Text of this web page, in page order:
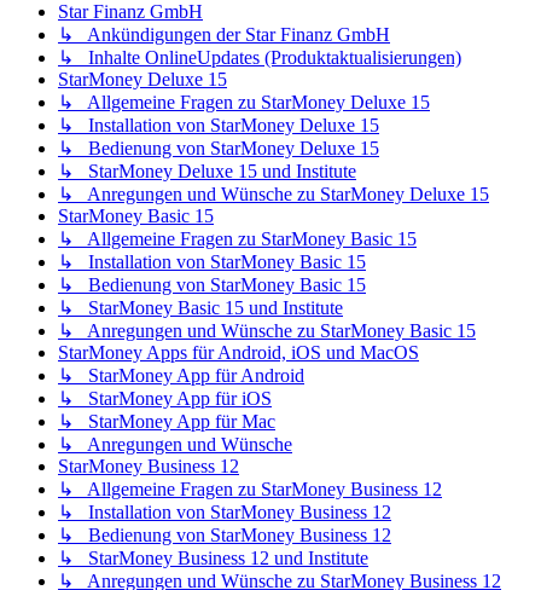
Star Finanz GmbH
↳ Ankündigungen der Star Finanz GmbH
↳ Inhalte OnlineUpdates (Produktaktualisierungen)
StarMoney Deluxe 15
↳ Allgemeine Fragen zu StarMoney Deluxe 15
↳ Installation von StarMoney Deluxe 15
↳ Bedienung von StarMoney Deluxe 15
↳ StarMoney Deluxe 15 und Institute
↳ Anregungen und Wünsche zu StarMoney Deluxe 15
StarMoney Basic 15
↳ Allgemeine Fragen zu StarMoney Basic 15
↳ Installation von StarMoney Basic 15
↳ Bedienung von StarMoney Basic 15
↳ StarMoney Basic 15 und Institute
↳ Anregungen und Wünsche zu StarMoney Basic 15
StarMoney Apps für Android, iOS und MacOS
↳ StarMoney App für Android
↳ StarMoney App für iOS
↳ StarMoney App für Mac
↳ Anregungen und Wünsche
StarMoney Business 12
↳ Allgemeine Fragen zu StarMoney Business 12
↳ Installation von StarMoney Business 12
↳ Bedienung von StarMoney Business 12
↳ StarMoney Business 12 und Institute
↳ Anregungen und Wünsche zu StarMoney Business 12